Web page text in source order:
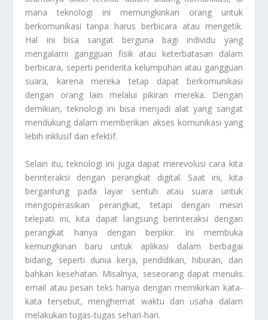
mana teknologi ini memungkinkan orang untuk
berkomunikasi tanpa harus berbicara atau mengetik.
Hal ini bisa sangat berguna bagi individu yang
mengalami gangguan fisik atau keterbatasan dalam
berbicara, seperti penderita kelumpuhan atau gangguan
suara, karena mereka tetap dapat berkomunikasi
dengan orang lain melalui pikiran mereka. Dengan
demikian, teknologi ini bisa menjadi alat yang sangat
mendukung dalam memberikan akses komunikasi yang
lebih inklusif dan efektif.
Selain itu, teknologi ini juga dapat merevolusi cara kita
berinteraksi dengan perangkat digital. Saat ini, kita
bergantung pada layar sentuh atau suara untuk
mengoperasikan perangkat, tetapi dengan mesin
telepati ini, kita dapat langsung berinteraksi dengan
perangkat hanya dengan berpikir. Ini membuka
kemungkinan baru untuk aplikasi dalam berbagai
bidang, seperti dunia kerja, pendidikan, hiburan, dan
bahkan kesehatan. Misalnya, seseorang dapat menulis
email atau pesan teks hanya dengan memikirkan kata-
kata tersebut, menghemat waktu dan usaha dalam
melakukan tugas-tugas sehari-hari.